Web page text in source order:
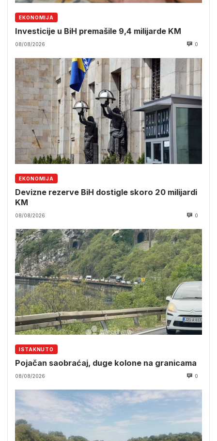
EKONOMIJA
Investicije u BiH premašile 9,4 milijarde KM
08/08/2026 0
EKONOMIJA
Devizne rezerve BiH dostigle skoro 20 milijardi
KM
08/08/2026 0
ISTAKNUTO
Pojačan saobraćaj, duge kolone na granicama
08/08/2026 0